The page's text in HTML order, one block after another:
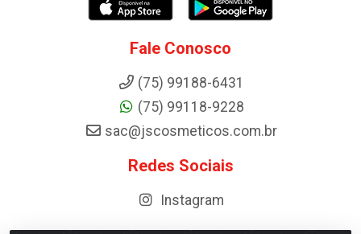
Fale Conosco
(75) 99188-6431
(75) 99118-9228
sac@jscosmeticos.com.br
Redes Sociais
Instagram